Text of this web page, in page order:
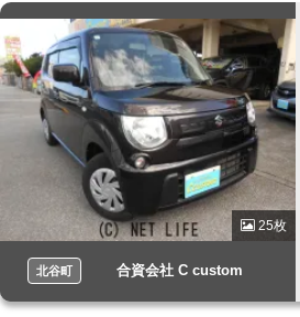
25枚
北谷町 合資会社 C custom